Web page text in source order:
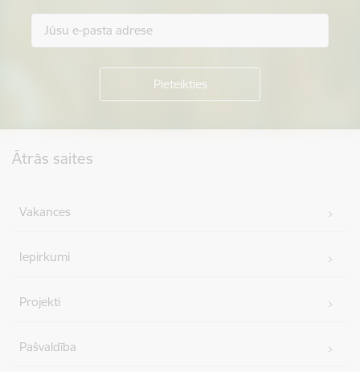
Ātrās saites
Vakances
Iepirkumi
Projekti
Pašvaldība